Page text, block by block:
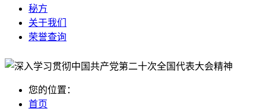
秘方
关于我们
荣誉查询
您的位置：
首页